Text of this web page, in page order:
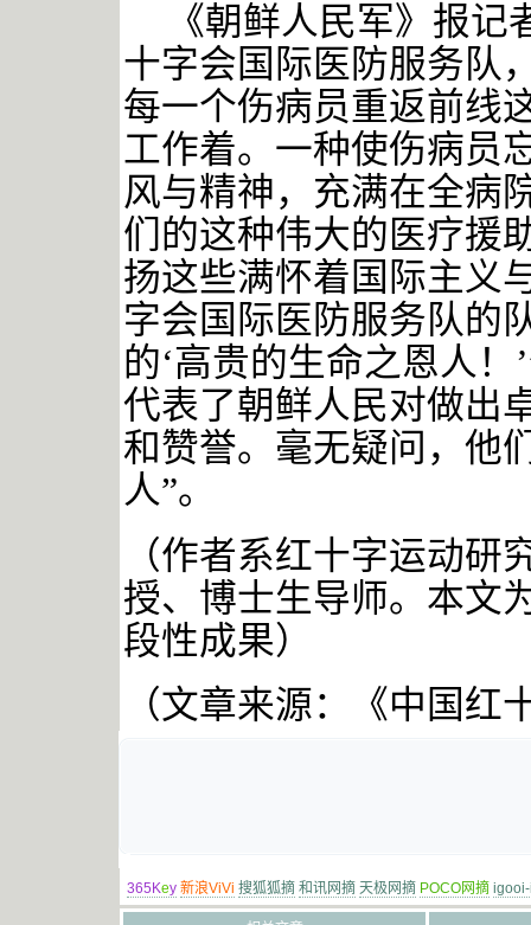
《朝鲜人民军》报
十字会国际医防服务队
每一个伤病员重返前线
工作着。一种使伤病员
风与精神，充满在全病
们的这种伟大的医疗援
扬这些满怀着国际主义
字会国际医防服务队的
的‘高贵的生命之恩人
代表了朝鲜人民对做出
和赞誉。毫无疑问，他
人”。
（作者系红十字运动
授、博士生导师。本文
段性成果）
（文章来源：《中国红
365Key 新浪ViVi 搜狐狐摘 和讯网摘 天极网摘 POCO网摘